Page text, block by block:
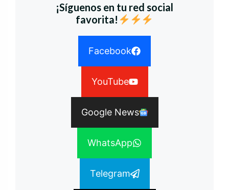
¡Síguenos en tu red social
favorita!
Facebook
YouTube
Google News
WhatsApp
Telegram